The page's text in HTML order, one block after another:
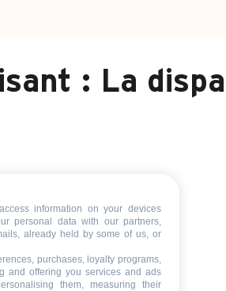
: La
information on your devices
personal data with our partners,
already held by some of us, or
purchases, loyalty programs,
and offering you services and ads
them, measuring their